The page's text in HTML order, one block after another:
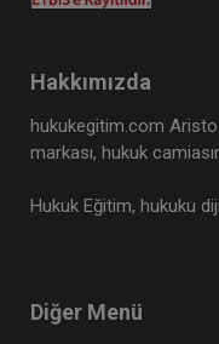
Asım EKREN
Hakkımızda
hukukegitim.com
markası, hukuk
Hukuk Eğitim, hukuku
Diğer Menü